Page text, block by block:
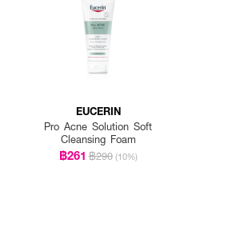
EUCERIN
Pro Acne Solution Soft
Cleansing Foam
฿261 ฿290 (10%)